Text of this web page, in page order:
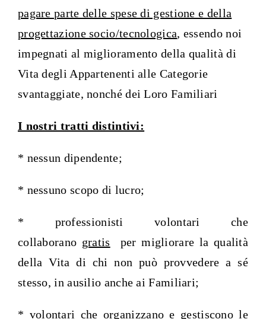
pagare parte delle spese di gestione e della
progettazione socio/tecnologica, essendo noi
impegnati al miglioramento della qualità di
Vita degli Appartenenti alle Categorie
svantaggiate, nonché dei Loro Familiari
I nostri tratti distintivi:
* nessun dipendente;
* nessuno scopo di lucro;
* professionisti volontari che
collaborano gratis per migliorare la qualità
della Vita di chi non può provvedere a sé
stesso, in ausilio anche ai Familiari;
* volontari che organizzano e gestiscono le